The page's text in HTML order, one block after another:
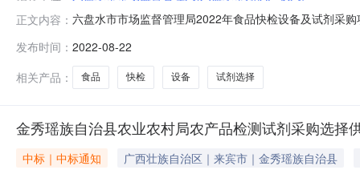
正文内容： 六盘水市市场监督管理局2022年食品快检设备及试剂采
局；（四）预算金额：14万元人民币；（五）采购方式
照采购方需求清单
发布时间： 2022-08-22
相关产品：
食品 快检 设备 试剂选择
金秀瑶族自治县农业农村局农产品检测试剂采购选择
中标｜中标通知
广西壮族自治区｜来宾市｜金秀瑶族自治县